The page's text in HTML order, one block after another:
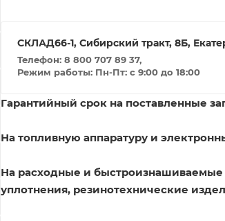
СКЛАД66-1, Сибирский тракт, 8Б,
Телефон: 8 800 707 89 37,
Режим работы: Пн-Пт: с 9:00 до 18:00
Гарантийный срок на поставленные
На топливную аппаратуру и
На расходные и
уплотнения, резинотехнические